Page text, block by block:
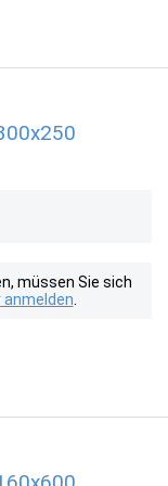
müssen Sie sich
anmelden